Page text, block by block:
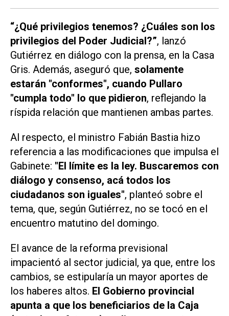
“¿Qué privilegios tenemos? ¿Cuáles son los
privilegios del Poder Judicial?”, lanzó
Gutiérrez en diálogo con la prensa, en la Casa
Gris. Además, aseguró que, solamente
estarán "conformes", cuando Pullaro
"cumpla todo" lo que pidieron, reflejando la
ríspida relación que mantienen ambas partes.
Al respecto, el ministro Fabián Bastia hizo
referencia a las modificaciones que impulsa el
Gabinete: "El límite es la ley. Buscaremos con
diálogo y consenso, acá todos los
ciudadanos son iguales", planteó sobre el
tema, que, según Gutiérrez, no se tocó en el
encuentro matutino del domingo.
El avance de la reforma previsional
impacientó al sector judicial, ya que, entre los
cambios, se estipularía un mayor aportes de
los haberes altos. El Gobierno provincial
apunta a que los beneficiarios de la Caja